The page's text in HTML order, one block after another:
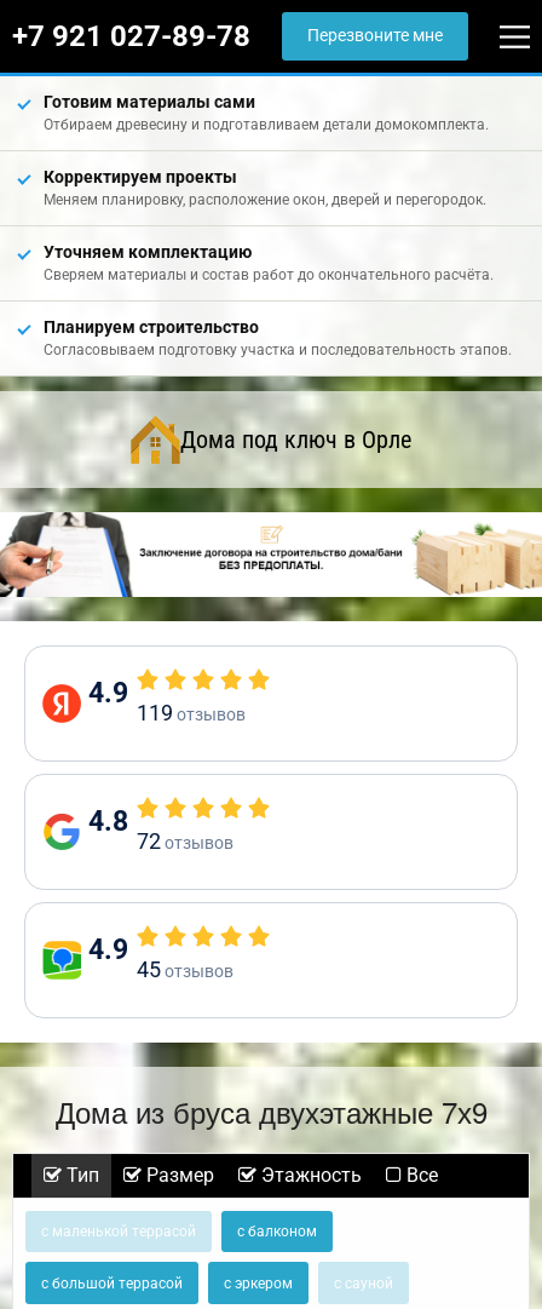
+7 921 027-89-78 Перезвоните мне
Готовим материалы сами
Отбираем древесину и подготавливаем детали домокомплекта.
Корректируем проекты
Меняем планировку, расположение окон, дверей и перегородок.
Уточняем комплектацию
Сверяем материалы и состав работ до окончательного расчёта.
Планируем строительство
Согласовываем подготовку участка и последовательность этапов.
Дома под ключ в Орле
4.9
119 отзывов
4.8
72отзывов
4.9
45отзывов
Дома из бруса двухэтажные 7х9
Тип Размер Этажность Все
с маленькой террасой с балконом
с большой террасой с эркером с сауной